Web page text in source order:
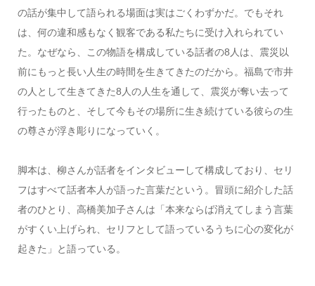
の話が集中して語られる場面は実はごくわずかだ。でもそれ
は、何の違和感もなく観客である私たちに受け入れられてい
た。なぜなら、この物語を構成している話者の8人は、震災以
前にもっと長い人生の時間を生きてきたのだから。福島で市井
の人として生きてきた8人の人生を通して、震災が奪い去って
行ったものと、そして今もその場所に生き続けている彼らの生
の尊さが浮き彫りになっていく。
脚本は、柳さんが話者をインタビューして構成しており、セリ
フはすべて話者本人が語った言葉だという。冒頭に紹介した話
者のひとり、高橋美加子さんは「本来ならば消えてしまう言葉
がすくい上げられ、セリフとして語っているうちに心の変化が
起きた」と語っている。